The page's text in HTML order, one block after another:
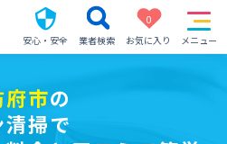
安心・安全 業者検索
0
お気に入り
メニュー
市の
掃で